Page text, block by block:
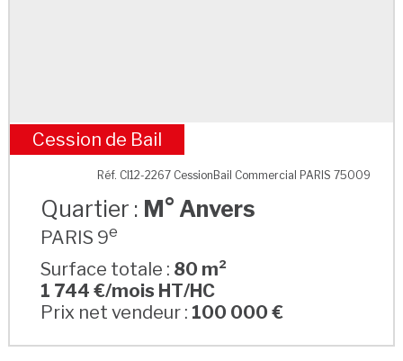
M° Anvers
Cession de Bail
Réf. CI12-2267 CessionBail Commercial PARIS 75009
Quartier : M° Anvers
PARIS 9e
Surface totale : 80 m²
1 744 €/mois HT/HC
Prix net vendeur : 100 000 €